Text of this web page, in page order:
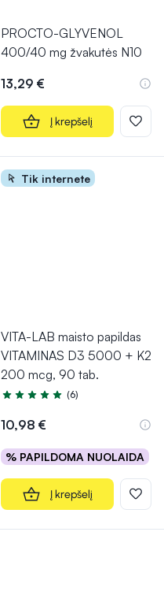
PROCTO-GLYVENOL
400/40 mg žvakutės N10
13,29 €
Į krepšelį
Tik internete
VITA-LAB maisto papildas
VITAMINAS D3 5000 + K2
200 mcg, 90 tab.
Įvertinimas 5.0 iš 5
(6)
10,98 €
% PAPILDOMA NUOLAIDA
Į krepšelį